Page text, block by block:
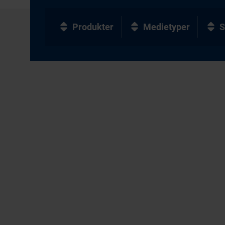
Produkter Medietyper